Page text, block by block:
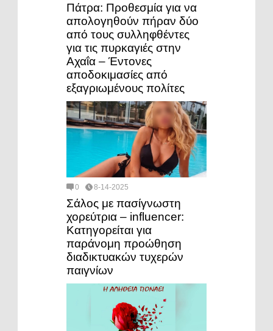
Πάτρα: Προθεσμία για να
απολογηθούν πήραν δύο
από τους συλληφθέντες
για τις πυρκαγιές στην
Αχαΐα – Έντονες
αποδοκιμασίες από
εξαγριωμένους πολίτες
0 8-14-2025
Σάλος με πασίγνωστη
χορεύτρια – influencer:
Κατηγορείται για
παράνομη προώθηση
διαδικτυακών τυχερών
παιγνίων